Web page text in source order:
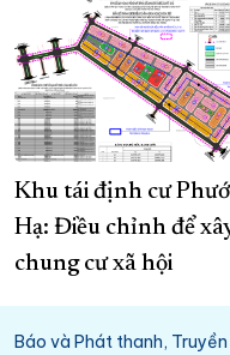
Khu tái định cư
Hạ: Điều chỉnh để
chung cư xã hội
Báo và Phát thanh,